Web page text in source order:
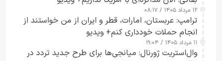
۱۲ مرداد ۱۴۰۵ / ۰۸:۱۷
ترامپ: عربستان، امارات، قطر و ایران از من خواستند از
انجام حملات خودداری کنم+ ویدیو
۱۱ مرداد ۱۴۰۵ / ۱۹:۰۴
وال‌استریت ژورنال: میانجی‌ها برای طرح جدید تردد در